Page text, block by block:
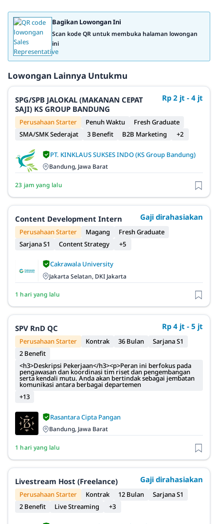
Bagikan Lowongan Ini
Scan kode QR untuk membuka halaman lowongan
ini
Lowongan Lainnya Untukmu
SPG/SPB JALOKAL (MAKANAN CEPAT
SAJI) KS GROUP BANDUNG
Rp 2 jt - 4 jt
Perusahaan Starter Penuh Waktu
Fresh Graduate
SMA/SMK Sederajat
3 Benefit B2B Marketing +2
PT. KINKLAUS SUKSES INDO (KS Group Bandung)
Bandung, Jawa Barat
23 jam yang lalu
Content Development Intern Gaji dirahasiakan
Perusahaan Starter Magang
Fresh Graduate
Sarjana S1
Content Strategy +5
Cakrawala University
Jakarta Selatan, DKI Jakarta
1 hari yang lalu
SPV RnD QC Rp 4 jt - 5 jt
Perusahaan Starter Kontrak 36 Bulan
Sarjana S1
2 Benefit
<h3>Deskripsi Pekerjaan</h3><p>Peran ini berfokus pada
pengawasan dan koordinasi tim riset dan pengembangan
serta kendali mutu. Anda akan bertindak sebagai jembatan
komunikasi antara berbagai departemen
+13
Rasantara Cipta Pangan
Bandung, Jawa Barat
1 hari yang lalu
Livestream Host (Freelance) Gaji dirahasiakan
Perusahaan Starter Kontrak 12 Bulan
Sarjana S1
2 Benefit
Live Streaming +3